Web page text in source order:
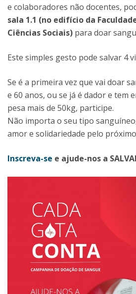
e colaboradores não docentes,
sala 1.1 (no edifício da
Ciências Sociais) para doar
Este simples gesto pode salvar 4
Se é a primeira vez que vai doar
e 60 anos, ou se já é dador e tem
pesa mais de 50kg, participe.
Não importa o seu tipo
amor e solidariedade pelo
Inscreva-se e ajude-nos a